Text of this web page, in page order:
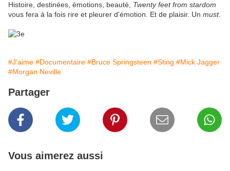
Histoire, destinées, émotions, beauté, Twenty feet from stardom
vous fera à la fois rire et pleurer d'émotion. Et de plaisir. Un must.
#J'aime #Documentaire #Bruce Springsteen #Sting #Mick Jagger
#Morgan Neville
Partager
Vous aimerez aussi